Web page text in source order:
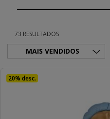
73 RESULTADOS
20% desc.